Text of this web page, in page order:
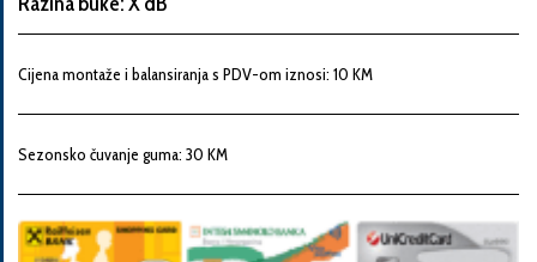
Proizvođač
motora
Cijena montaže i balansiranja s PDV-om iznosi: 10 KM
Sezonsko čuvanje guma: 30 KM